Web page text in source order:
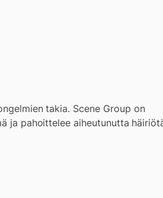
takia. Scene Group on
ja pahoittelee aiheutunutta